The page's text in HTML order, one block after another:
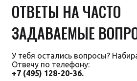
ОТВЕТЫ НА ЧАСТО
ЗАДАВАЕМЫЕ
У тебя остались вопросы?
Отвечу по телефону:
+7 (495) 128-20-36.